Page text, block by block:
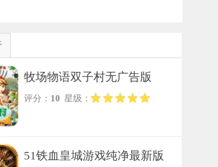
牧场物语双子村无广告版
评分： 10 星级：
51铁血皇城游戏纯净最新版